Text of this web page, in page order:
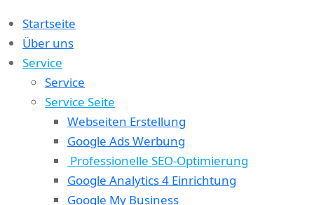
Startseite
Über uns
Service
Service
Service Seite
Webseiten Erstellung
Google Ads Werbung
Professionelle SEO-Optimierung
Google Analytics 4 Einrichtung
Google My Business